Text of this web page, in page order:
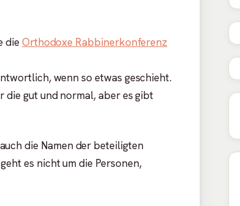
Ereignisse bei den Orthodoxen momentan in
dieOrthodoxe Rabbinerkonferenz
wenn so etwas geschieht.
gut und normal, aber es gibt
die Namen der beteiligten
es nicht um die Personen,